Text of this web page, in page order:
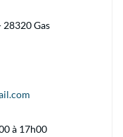
28320 Gas
à 17h00